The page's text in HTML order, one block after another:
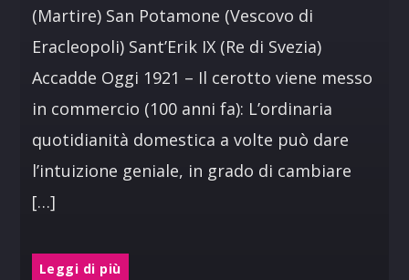
(Martire) San Potamone (Vescovo di
Eracleopoli) Sant’Erik IX (Re di Svezia)
Accadde Oggi 1921 – Il cerotto viene messo
in commercio (100 anni fa): L’ordinaria
quotidianità domestica a volte può dare
l’intuizione geniale, in grado di cambiare
[…]
Leggi di più